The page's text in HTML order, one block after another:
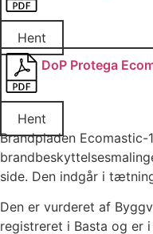
Hent
DoP Protega
Hent
Brandpladen Ecomastic-
side. Den indgår i
Den er vurderet af
registreret i Basta og er